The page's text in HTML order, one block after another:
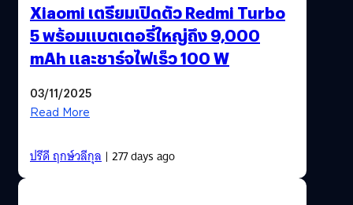
Xiaomi เตรียมเปิดตัว Redmi Turbo
5 พร้อมแบตเตอรี่ใหญ่ถึง 9,000
mAh และชาร์จไฟเร็ว 100 W
03/11/2025
Read More
ปรีดี ฤกษ์วลีกุล| 277 days ago